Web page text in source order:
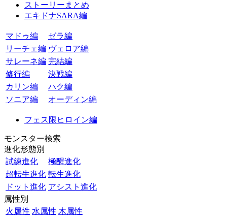
ストーリーまとめ
エキドナSARA編
マドゥ編
ゼラ編
リーチェ編 ヴェロア編
サレーネ編 完結編
修行編
決戦編
カリン編
ハク編
ソニア編
オーディン編
フェス限ヒロイン編
モンスター検索
進化形態別
試練進化
極醒進化
超転生進化 転生進化
ドット進化 アシスト進化
属性別
火属性 水属性 木属性